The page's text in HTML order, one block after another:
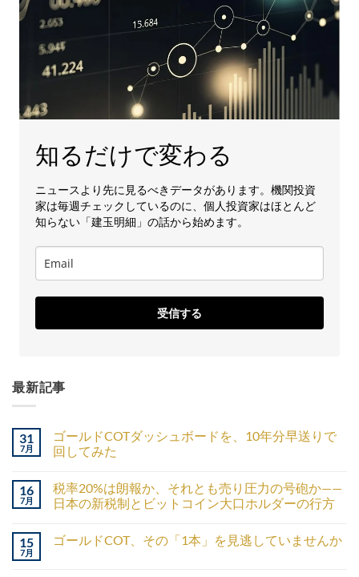
知るだけで変わる
ニュースより先に見るべきデータがあります。機関投資
家は毎週チェックしているのに、個人投資家はほとんど
知らない「建玉明細」の話から始めます。
受信する
最新記事
31
7月
ゴールドCOTダッシュボードを、10年分早送りで
回してみた
16
7月
税率20%は朗報か、それとも売り圧力の号砲か——
日本の新税制とビットコイン大口ホルダーの行方
15
7月
ゴールドCOT、その「1本」を見逃していませんか